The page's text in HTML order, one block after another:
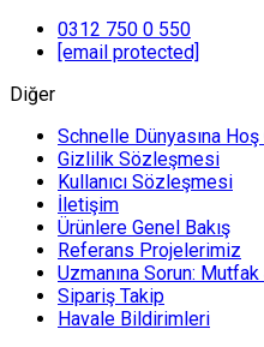
0312 750 0 550
[email protected]
Diğer
Schnelle Dünyasına
Gizlilik Sözleşmesi
Kullanıcı Sözleşmesi
İletişim
Ürünlere Genel Bakış
Referans Projelerimiz
Uzmanına Sorun:
Sipariş Takip
Havale Bildirimleri